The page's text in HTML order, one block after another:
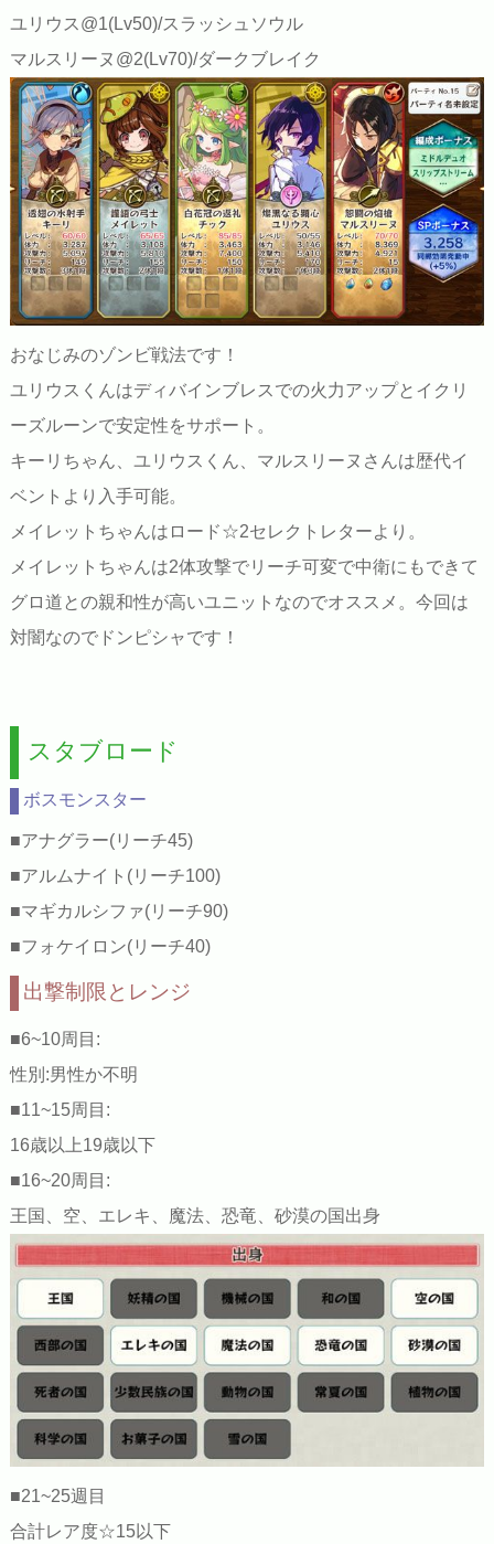
ユリウス@1(Lv50)/スラッシュソウル
マルスリーヌ@2(Lv70)/ダークブレイク
おなじみのゾンビ戦法です！
ユリウスくんはディバインブレスでの火力アップとイクリ
ーズルーンで安定性をサポート。
キーリちゃん、ユリウスくん、マルスリーヌさんは歴代イ
ベントより入手可能。
メイレットちゃんはロード☆2セレクトレターより。
メイレットちゃんは2体攻撃でリーチ可変で中衛にもできて
グロ道との親和性が高いユニットなのでオススメ。今回は
対闇なのでドンピシャです！
スタブロード
ボスモンスター
■アナグラー(リーチ45)
■アルムナイト(リーチ100)
■マギカルシファ(リーチ90)
■フォケイロン(リーチ40)
出撃制限とレンジ
■6~10周目:
性別:男性か不明
■11~15周目:
16歳以上19歳以下
■16~20周目:
王国、空、エレキ、魔法、恐竜、砂漠の国出身
■21~25週目
合計レア度☆15以下